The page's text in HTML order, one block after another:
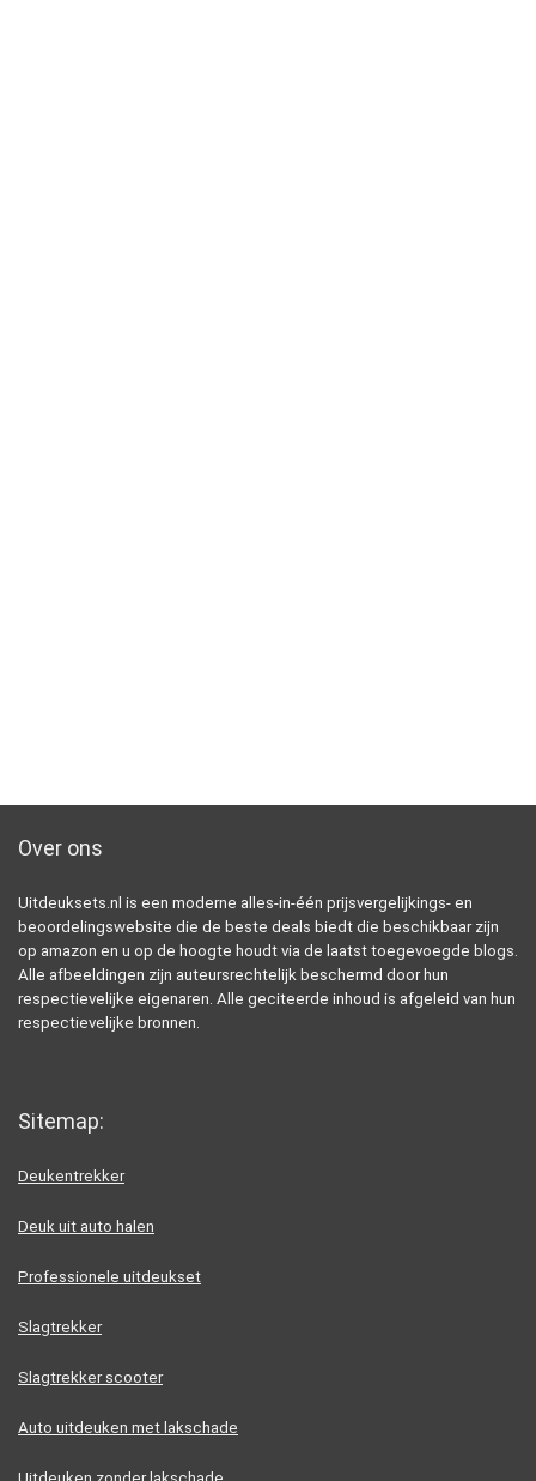
Over ons
Uitdeuksets.nl is een moderne alles-in-één prijsvergelijkings- en
beoordelingswebsite die de beste deals biedt die beschikbaar zijn
op amazon en u op de hoogte houdt via de laatst toegevoegde blogs.
Alle afbeeldingen zijn auteursrechtelijk beschermd door hun
respectievelijke eigenaren. Alle geciteerde inhoud is afgeleid van hun
respectievelijke bronnen.
Sitemap:
Deukentrekker
Deuk uit auto halen
Professionele uitdeukset
Slagtrekker
Slagtrekker scooter
Auto uitdeuken met lakschade